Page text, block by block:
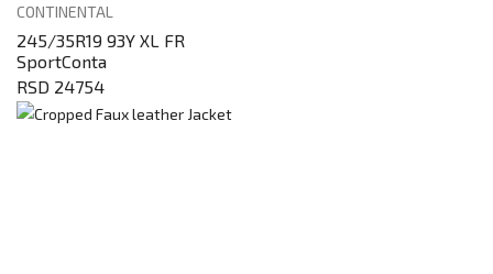
CONTINENTAL
245/35R19 93Y XL FR
SportConta
RSD 24754